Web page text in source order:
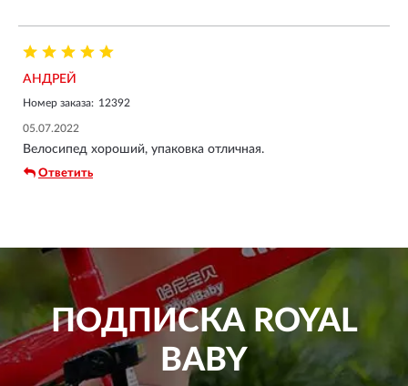
АНДРЕЙ
Номер заказа: 12392
05.07.2022
Велосипед хороший, упаковка отличная.
Ответить
ПОДПИСКАROYAL
BABY